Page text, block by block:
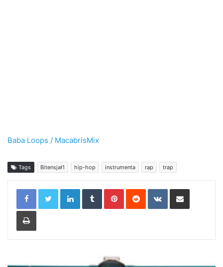
Baba Loops / MacabrisMix
Tags Bitensjał1 hip-hop instrumenta rap trap
LinkedInTumblrPinterestReddit VKontakteShare via Email
Print